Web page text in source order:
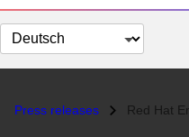
Sprache
auswählen
Press releases Red Hat